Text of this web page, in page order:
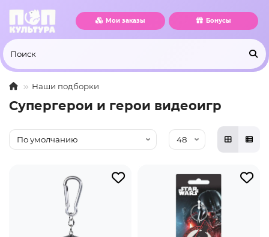
Мои заказы Бонусы
Наши подборки
Супергерои и герои видеоигр